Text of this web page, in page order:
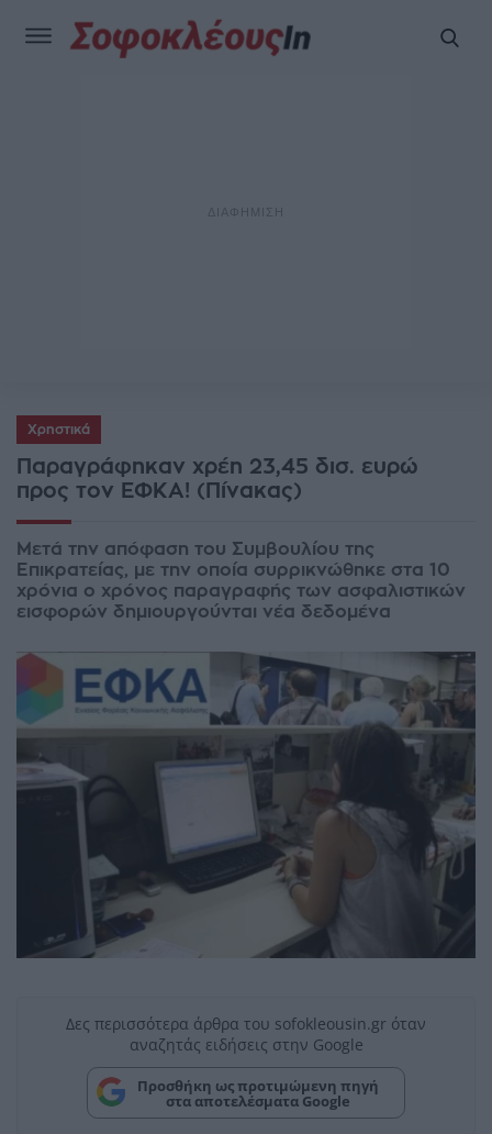
Χρηστικά
Παραγράφηκαν χρέη 23,45 δισ. ευρώ
προς τον ΕΦΚΑ! (Πίνακας)
Μετά την απόφαση του Συμβουλίου της
Επικρατείας, με την οποία συρρικνώθηκε στα 10
χρόνια ο χρόνος παραγραφής των ασφαλιστικών
εισφορών δημιουργούνται νέα δεδομένα
Δες περισσότερα άρθρα του sofokleousin.gr όταν
αναζητάς ειδήσεις στην Google
Προσθήκη ως προτιμώμενη πηγή
στα αποτελέσματα Google